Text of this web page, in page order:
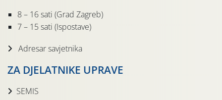
8 – 16 sati (Grad Zagreb)
7 – 15 sati (Ispostave)
Adresar savjetnika
ZA DJELATNIKE UPRAVE
SEMIS